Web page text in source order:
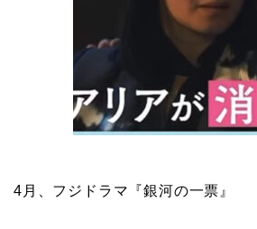
4月、フジドラマ『銀河の一票』